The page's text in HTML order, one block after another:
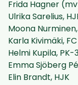
Frida Hagner
Ulrika Sarelius,
Moona Nurminen,
Karla Kivimäki,
Helmi Kupila,
Emma Sjöberg
Elin Brandt, HJK